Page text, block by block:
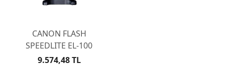
CANON FLASH
SPEEDLITE EL-100
9.574,48 TL